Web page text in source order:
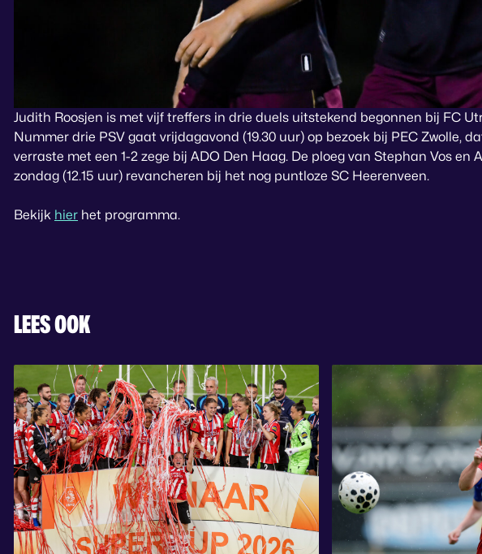
Judith Roosjen is met vijf treffers in drie duels uitstekend begonnen bij FC
Nummer drie PSV gaat vrijdagavond (19.30 uur) op bezoek bij PEC Zwolle,
verraste met een 1-2 zege bij ADO Den Haag. De ploeg van Stephan Vos en
zondag (12.15 uur) revancheren bij het nog puntloze SC Heerenveen.
Bekijk hier het programma.
LEES OOK